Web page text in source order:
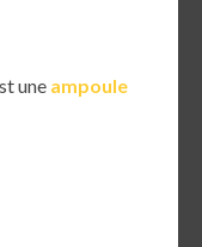
une ampoule